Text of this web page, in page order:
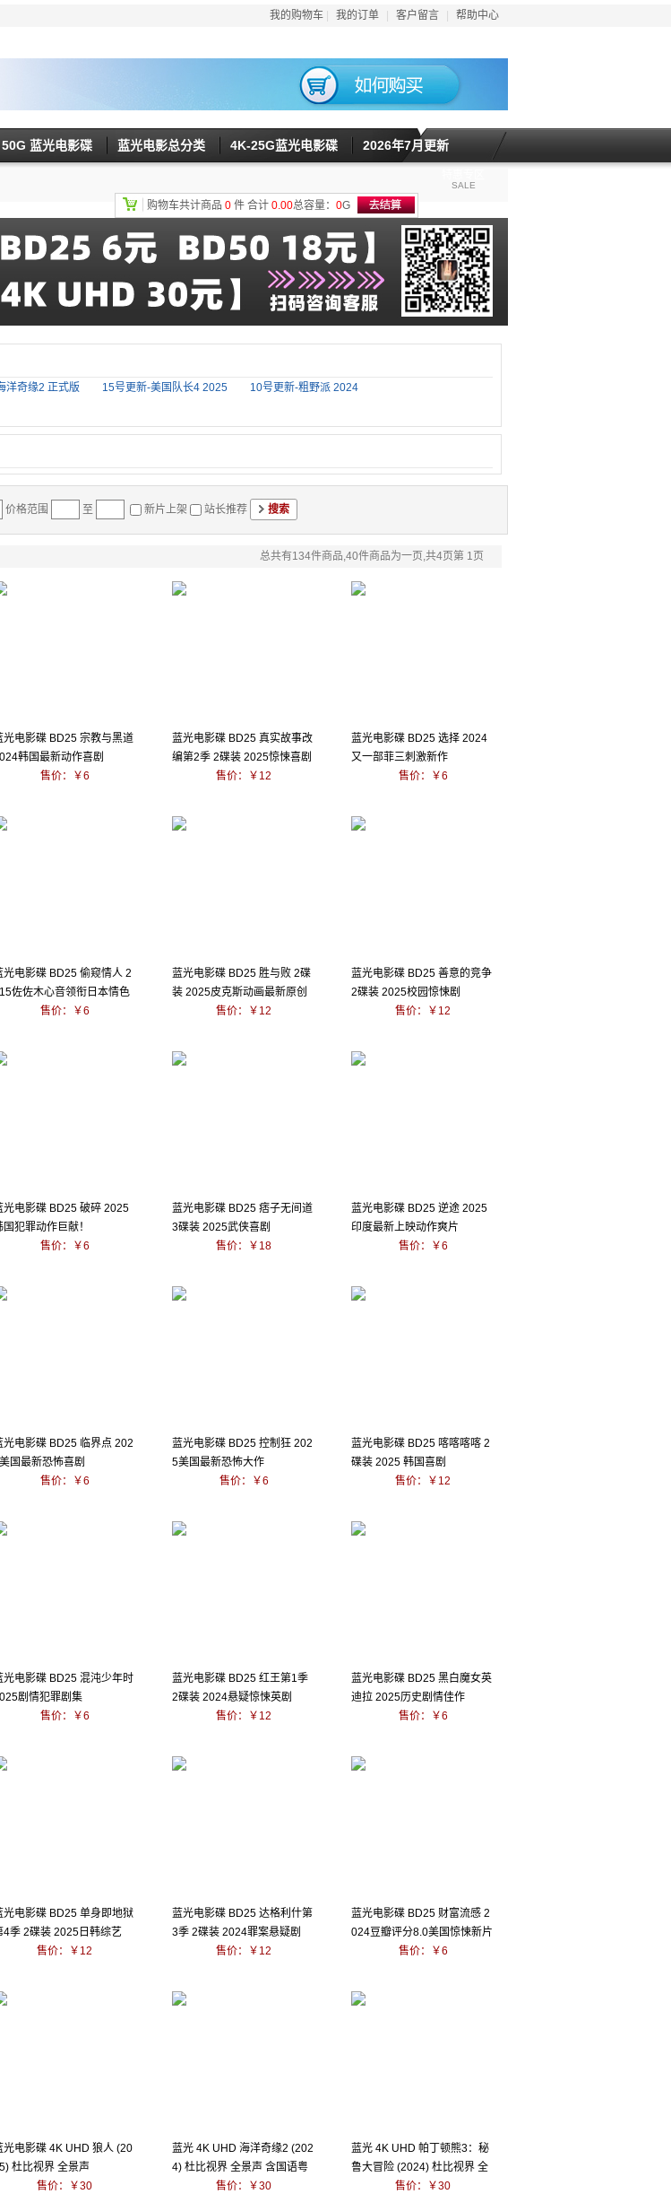
我的购物车 我的订单 客户留言 帮助中心
50G 蓝光电影碟 蓝光电影总分类 4K-25G蓝光电影碟 2026年7月更新
SALE
购物车共计商品 0 件 合计 0.00总容量： 0G
洋奇缘2 正式版 15号更新-美国队长4 2025
10号更新-粗野派 2024
价格范围 至 新片上架 站长推荐
总共有134件商品,40件商品为一页,共4页第 1页
光电影碟 BD25 宗教与黑道
韩国最新动作喜剧
售价：￥6
蓝光电影碟 BD25 真实故事改
编第2季 2碟装 2025惊悚喜剧
售价：￥12
蓝光电影碟 BD25 选择 2024
又一部菲三刺激新作
售价：￥6
光电影碟 BD25 偷窥情人 2
佐佐木心音领衔日本情色
售价：￥6
蓝光电影碟 BD25 胜与败 2碟
装 2025皮克斯动画最新原创
售价：￥12
蓝光电影碟 BD25 善意的竞争
2碟装 2025校园惊悚剧
售价：￥12
光电影碟 BD25 破碎 2025
国犯罪动作巨献！
售价：￥6
蓝光电影碟 BD25 痞子无间道
3碟装 2025武侠喜剧
售价：￥18
蓝光电影碟 BD25 逆途 2025
印度最新上映动作爽片
售价：￥6
光电影碟 BD25 临界点 202
国最新恐怖喜剧
售价：￥6
蓝光电影碟 BD25 控制狂 202
5美国最新恐怖大作
售价：￥6
蓝光电影碟 BD25 喀喀喀喀 2
碟装 2025 韩国喜剧
售价：￥12
光电影碟 BD25 混沌少年时
剧情犯罪剧集
售价：￥6
蓝光电影碟 BD25 红王第1季
2碟装 2024悬疑惊悚英剧
售价：￥12
蓝光电影碟 BD25 黑白魔女英
迪拉 2025历史剧情佳作
售价：￥6
光电影碟 BD25 单身即地狱
4季 2碟装 2025日韩综艺
售价：￥12
蓝光电影碟 BD25 达格利什第
3季 2碟装 2024罪案悬疑剧
售价：￥12
蓝光电影碟 BD25 财富流感 2
024豆瓣评分8.0美国惊悚新片
售价：￥6
光电影碟 4K UHD 狼人 (20
杜比视界 全景声
售价：￥30
蓝光 4K UHD 海洋奇缘2 (202
4) 杜比视界 全景声 含国语粤
售价：￥30
蓝光 4K UHD 帕丁顿熊3：秘
鲁大冒险 (2024) 杜比视界 全
景声 含国语售价：￥30